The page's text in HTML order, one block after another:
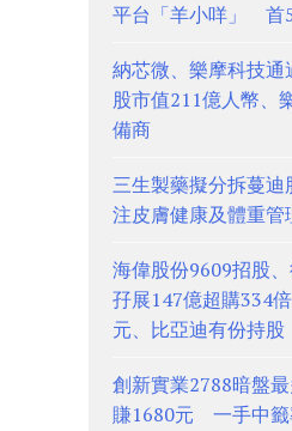
平台「羊小咩」 首
納芯微、樂摩科技
股市值211億人幣、
備商
三生製藥擬分拆蔓
注皮膚健康及體重管
海偉股份9609招股
孖展147億超購334
元、比亞迪有份持股
創新實業2788暗盤
賺1680元 一手中籤